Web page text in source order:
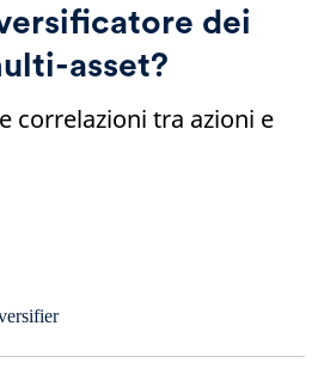
dei
asset?
correlazioni tra azioni e